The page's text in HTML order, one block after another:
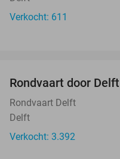
Verkocht: 611
Rondvaart door Delft
Rondvaart Delft
Delft
Verkocht: 3.392